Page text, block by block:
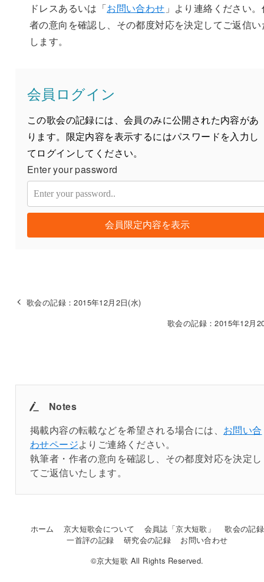
ドレスあるいは「お問い合わせ 」より連絡ください
者の意向を確認し、その都度対応を決定してご返信い
します。
会員ログイン
この歌会の記録には、会員のみに公開された内容があ
ります。限定内容を表示するにはパスワードを入力し
てログインしてください。
Enter your password
会員限定内容を表示
歌会の記録：2015年12月2日(水)
歌会の記録：2015年12月
Notes
掲載内容の転載などを希望される場合には、 お問い合
わせページよりご連絡ください。
執筆者・作者の意向を確認し、その都度対応を決定し
てご返信いたします。
ホーム 京大短歌会について 会員誌「京大短歌」
歌会の記録
一首評の記録
研究会の記録
お問い合わせ
©京大短歌 All Rights Reserved.